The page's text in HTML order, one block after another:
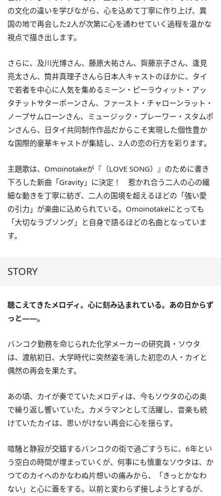
の文化の違いを学びながら、心を込めて丁寧に作り上げ、異
国の地で再会した2人が次第に心を通わせていく過程を温かな
視点で描き出します。
さらに、及川光博さん、藤原大祐さん、齊藤京子さん、逢見
亮太さん、筒井真理子さんら日本人キャストのほかに、タイ
で若者を中心に人気を集めるミーン・ピーラウィット・アッ
タチットサターポーンさん、ファースト・チャローンラット・
ノープサムローンさん、ミュージック・プレーワー・スタムポ
ンさんら、日タイ共同制作作品だからこそ実現した個性豊か
な国際的豪華キャストが集結し、2人の恋の行方を彩ります。
主題歌は、Omoinotakeが『（LOVE SONG）』のために書き
下ろした新曲「Gravity」に決定！ 惹かれ合う二人の心の繊
細な動きを丁寧に紡ぎ、二人の国境を超えるほどの「強い愛
の引力」が楽曲に込められている。Omoinotakeにとっても
「大切なラブソング」と自身で語るほどの名曲となっていま
す。
STORY
聴こえてきたメロディ。心に刻み込まれている。あの日からず
っと——。
バンコク勤務を命じられた化学メーカーの研究員・ソウタ
は、渡航初日、大学時代に突然姿を消した初恋の人・カイと
偶然の再会を果たす。
あの頃、カイが奏でていたメロディは、今もソウタの心の奥
で繰り返し響いていた。カメラマンとして活躍し、音楽も続
けていたカイは、思いがけない再会に心を揺らす。
喧騒と静寂が交錯するバンコクの街で過ごすうちに、6年とい
う空白の時間が埋まっていくが、何事にも慎重なソウタは、か
つてのカイへのかなわぬ片想いの痛みから、「きっとかなわ
ない」と心に蓋をする。以前と変わらず接しようとするが、